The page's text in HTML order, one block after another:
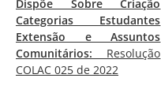
Dispõe Sobre Criação
Categorias Estudantes
Extensão e Assuntos
Comunitários: Resolução
COLAC 025 de 2022